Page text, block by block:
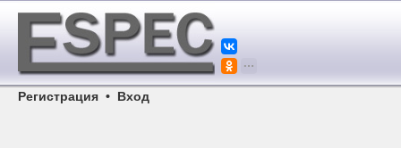
Регистрация • Вход